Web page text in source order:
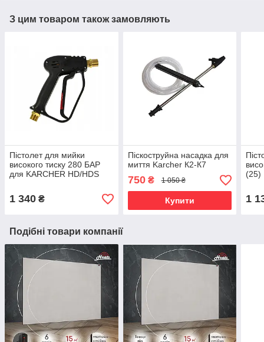
З цим товаром також замовляють
Пістолет для мийки
високого тиску 280 БАР
для KARCHER HD/HDS
1 340 ₴
Піскоструйна насадка для
миття Karcher К2-К7
750₴ 1 050 ₴
Купити
(25)
1
Подібні товари компанії